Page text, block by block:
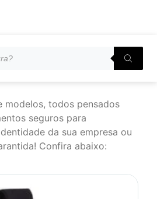
modelos, todos pensados
seguros para
da sua empresa ou
Confira abaixo: